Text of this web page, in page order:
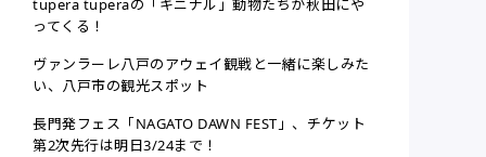
tupera tuperaの「キニナル」動物たちが秋田にや
ってくる！
ヴァンラーレ八戸のアウェイ観戦と一緒に楽しみた
い、八戸市の観光スポット
長門発フェス「NAGATO DAWN FEST」、チケット
第2次先行は明日3/24まで！